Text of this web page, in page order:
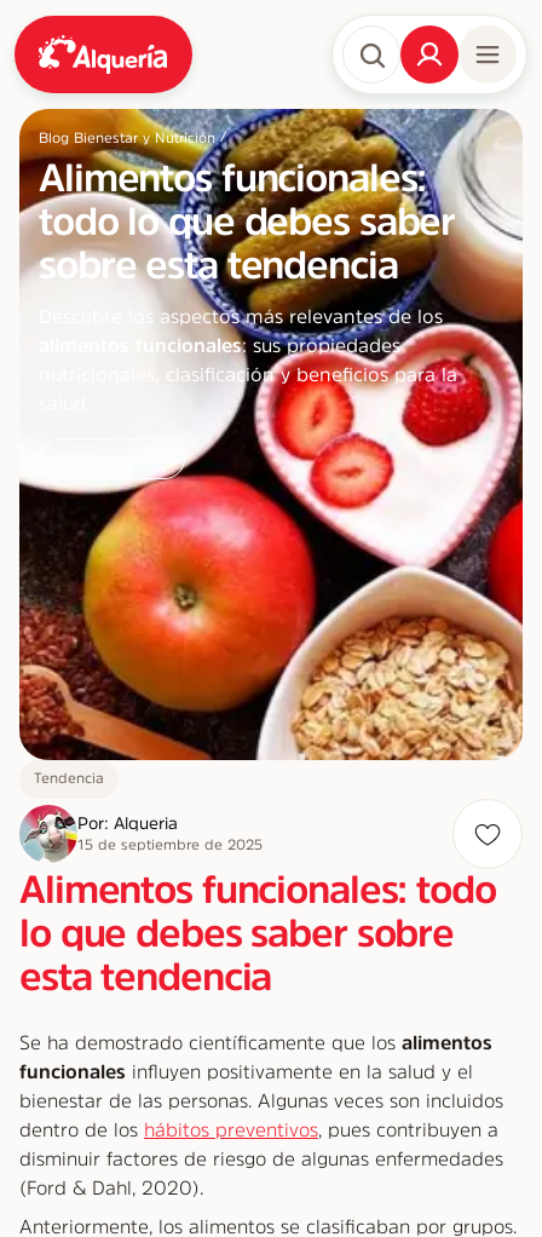
Blog Bienestar y Nutrición /
Alimentos funcionales:
todo lo que debes saber
sobre esta tendencia
Descubre los aspectos más relevantes de los
alimentos funcionales: sus propiedades
nutricionales, clasificación y beneficios para la
Tendencia
Por: Alqueria
15 de septiembre de 2025
Alimentos funcionales: todo
lo que debes saber sobre
esta tendencia
Se ha demostrado científicamente que los alimentos
funcionales influyen positivamente en la salud y el
bienestar de las personas. Algunas veces son incluidos
dentro de los hábitos preventivos , pues contribuyen a
disminuir factores de riesgo de algunas enfermedades
(Ford & Dahl, 2020).
Anteriormente, los alimentos se clasificaban por grupos.